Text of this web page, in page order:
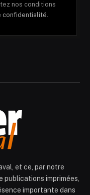
nos conditions
confidentialité.
et ce, par notre
publications imprimées,
importante dans